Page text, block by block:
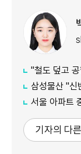
"철도 덮고 공
삼성물산 "신
서울 아파트 중
기자의 다